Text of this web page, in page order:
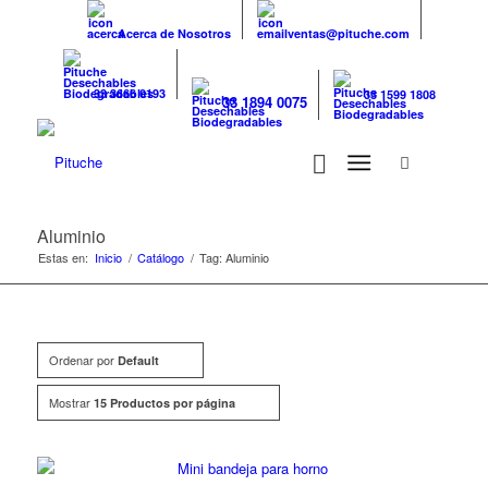
Acerca de Nosotros ventas@pituche.com
33 3666 0193 33 1894 0075 33 1599 1808
Aluminio
Estas en: Inicio / Catálogo / Tag: Aluminio
Ordenar por Default
Mostrar 15 Productos por página